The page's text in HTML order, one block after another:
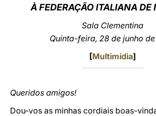
À FEDERAÇÃO ITALIANA DE
Sala Clementina
Quinta-feira, 28 de junho
[Multimídia]
Queridos amigos!
Dou-vos as minhas cordiais boas-